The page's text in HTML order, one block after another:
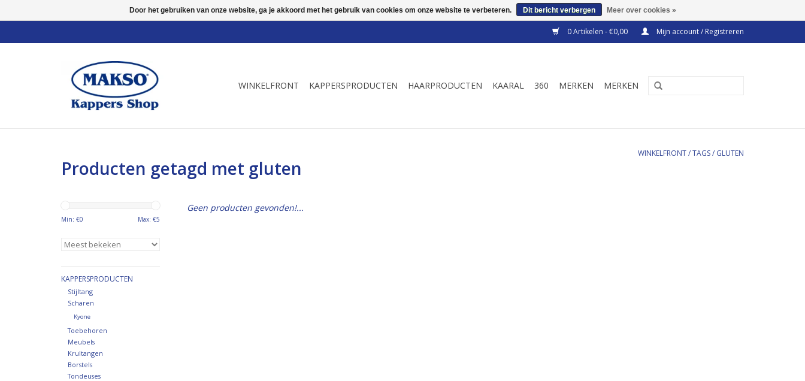
0 Artikelen - €0,00 Mijn account / Registreren
WINKELFRONT KAPPERSPRODUCTEN HAARPRODUCTEN KAARAL 360 MERKEN MERKEN
Producten getagd met gluten
WINKELFRONT/TAGS/ GLUTEN
Min: €0 Max: €5
KAPPERSPRODUCTEN
Stijltang
Scharen
Kyone
Toebehoren
Meubels
Krultangen
Borstels
Tondeuses
Geen producten gevonden!...
Door het gebruiken van onze website, ga je akkoord met het gebruik van cookies om onze website te verbeteren. Dit bericht verbergen Meer over cookies »